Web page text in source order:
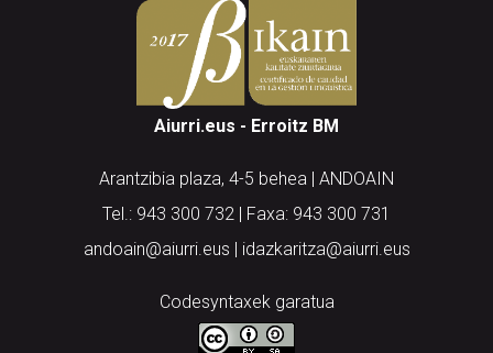
Aiurri.eus - Erroitz BM
Arantzibia plaza, 4-5 behea | ANDOAIN
Tel.: 943 300 732 | Faxa: 943 300 731
andoain@aiurri.eus | idazkaritza@aiurri.eus
Codesyntaxek garatua